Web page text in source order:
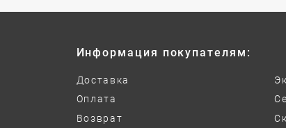
Информация покупателям:
Доставка
Оплата
Возврат